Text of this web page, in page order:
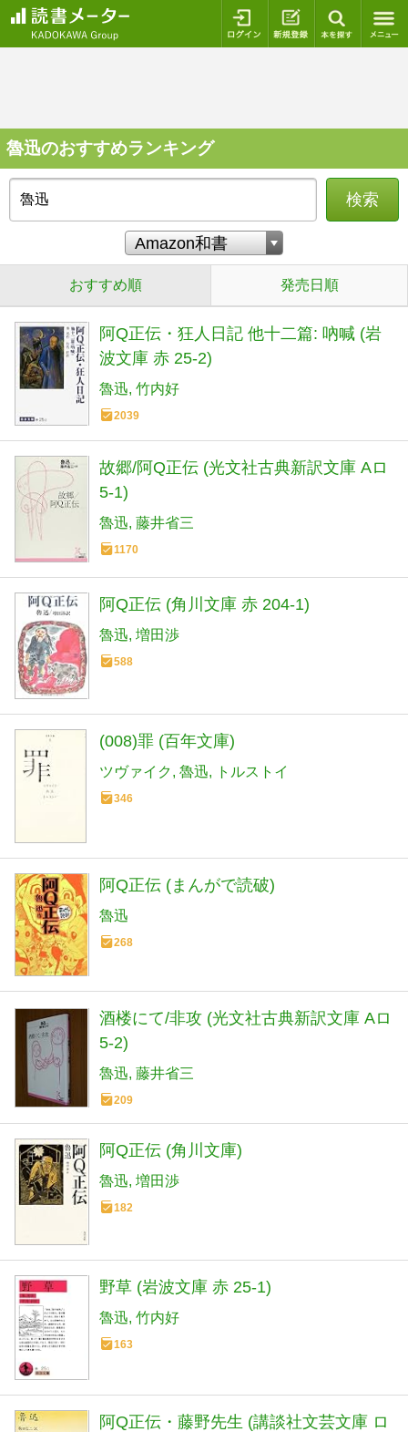
ログイン 新規登録
魯迅のおすすめランキング
検索
おすすめ順 発売日順
阿Q正伝・狂人日記 他十二篇: 吶喊 (岩
波文庫 赤 25-2)
魯迅 竹内好
2039
故郷/阿Q正伝 (光文社古典新訳文庫 Aロ
5-1)
魯迅 藤井省三
1170
阿Q正伝 (角川文庫 赤 204-1)
魯迅 増田渉
588
(008)罪 (百年文庫)
ツヴァイク 魯迅 トルストイ
346
阿Q正伝 (まんがで読破)
魯迅
268
酒楼にて/非攻 (光文社古典新訳文庫 Aロ
5-2)
魯迅 藤井省三
209
阿Q正伝 (角川文庫)
魯迅 増田渉
182
野草 (岩波文庫 赤 25-1)
魯迅 竹内好
163
阿Q正伝・藤野先生 (講談社文芸文庫 ロ